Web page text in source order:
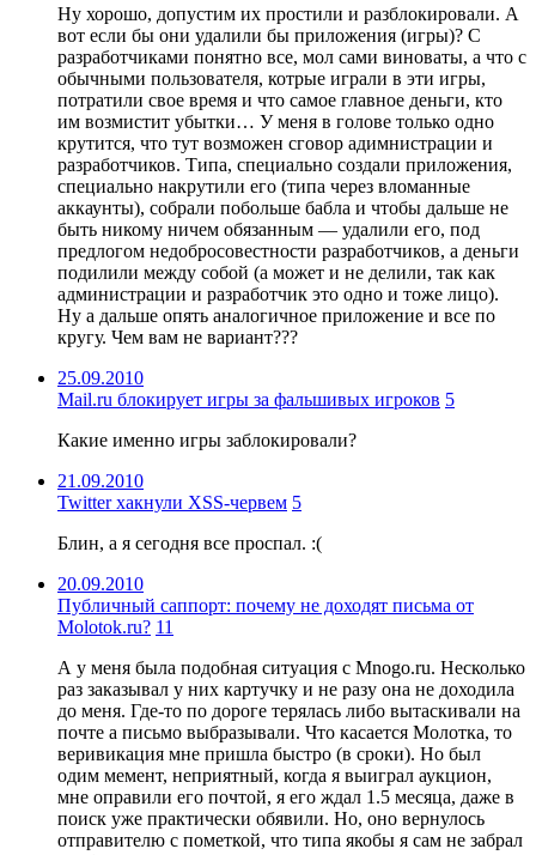
Ну хорошо, допустим их простили и разблокировали. А
вот если бы они удалили бы приложения (игры)? С
разработчиками понятно все, мол сами виноваты, а что с
обычными пользователя, котрые играли в эти игры,
потратили свое время и что самое главное деньги, кто
им возмистит убытки… У меня в голове только одно
крутится, что тут возможен сговор адимнистрации и
разработчиков. Типа, специально создали приложения,
специально накрутили его (типа через вломанные
аккаунты), собрали побольше бабла и чтобы дальше не
быть никому ничем обязанным — удалили его, под
предлогом недобросовестности разработчиков, а деньги
подилили между собой (а может и не делили, так как
администрации и разработчик это одно и тоже лицо).
Ну а дальше опять аналогичное приложение и все по
кругу. Чем вам не вариант???
25.09.2010
Mail.ru блокирует игры за фальшивых игроков 5
Какие именно игры заблокировали?
21.09.2010
Twitter хакнули XSS-червем 5
Блин, а я сегодня все проспал. :(
20.09.2010
Публичный саппорт: почему не доходят письма от
Molotok.ru? 11
А у меня была подобная ситуация с Mnogo.ru. Несколько
раз заказывал у них картучку и не разу она не доходила
до меня. Где-то по дороге терялась либо вытаскивали на
почте а письмо выбразывали. Что касается Молотка, то
веривикация мне пришла быстро (в сроки). Но был
одим мемент, неприятный, когда я выиграл аукцион,
мне оправили его почтой, я его ждал 1.5 месяца, даже в
поиск уже практически обявили. Но, оно вернулось
отправителю с пометкой, что типа якобы я сам не забрал